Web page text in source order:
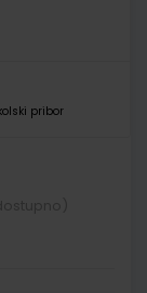
pribor